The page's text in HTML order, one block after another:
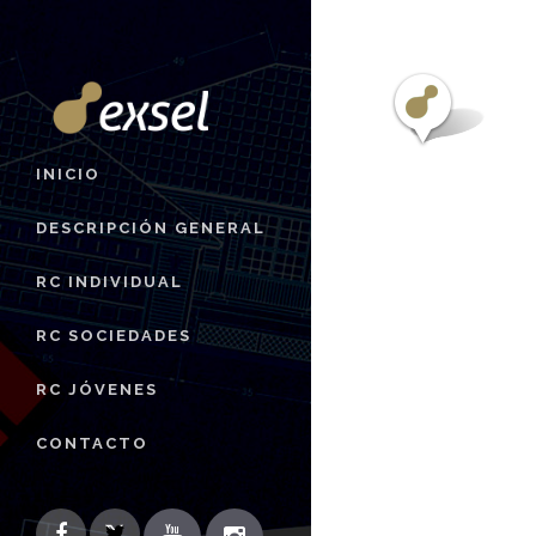
INICIO
DESCRIPCIÓN GENERAL
RC INDIVIDUAL
RC SOCIEDADES
RC JÓVENES
CONTACTO